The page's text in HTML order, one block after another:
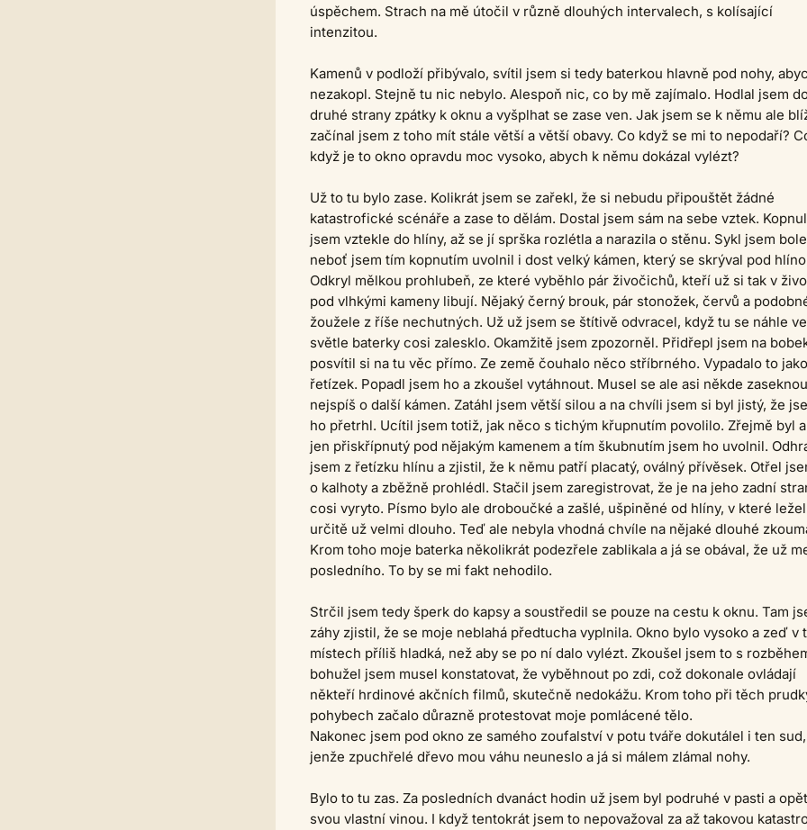
úspěchem. Strach na mě útočil v různě dlouhých intervalech, s kolísající
intenzitou.
Kamenů v podloží přibývalo, svítil jsem si tedy baterkou hlavně pod nohy,
nezakopl. Stejně tu nic nebylo. Alespoň nic, co by mě zajímalo. Hodlal jsem
druhé strany zpátky k oknu a vyšplhat se zase ven. Jak jsem se k němu ale
začínal jsem z toho mít stále větší a větší obavy. Co když se mi to nepodaří?
když je to okno opravdu moc vysoko, abych k němu dokázal vylézt?
Už to tu bylo zase. Kolikrát jsem se zařekl, že si nebudu připouštět žádné
katastrofické scénáře a zase to dělám. Dostal jsem sám na sebe vztek. Kopnul
jsem vztekle do hlíny, až se jí sprška rozlétla a narazila o stěnu. Sykl jsem
neboť jsem tím kopnutím uvolnil i dost velký kámen, který se skrýval pod
Odkryl mělkou prohlubeň, ze které vyběhlo pár živočichů, kteří už si tak v
pod vlhkými kameny libují. Nějaký černý brouk, pár stonožek, červů a
žoužele z říše nechutných. Už už jsem se štítivě odvracel, když tu se náhle ve
světle baterky cosi zalesklo. Okamžitě jsem zpozorněl. Přidřepl jsem na
posvítil si na tu věc přímo. Ze země čouhalo něco stříbrného. Vypadalo to jako
řetízek. Popadl jsem ho a zkoušel vytáhnout. Musel se ale asi někde
nejspíš o další kámen. Zatáhl jsem větší silou a na chvíli jsem si byl jistý, že
ho přetrhl. Ucítil jsem totiž, jak něco s tichým křupnutím povolilo. Zřejmě byl
jen přiskřípnutý pod nějakým kamenem a tím škubnutím jsem ho uvolnil.
jsem z řetízku hlínu a zjistil, že k němu patří placatý, oválný přívěsek. Otřel
o kalhoty a zběžně prohlédl. Stačil jsem zaregistrovat, že je na jeho zadní
cosi vyryto. Písmo bylo ale droboučké a zašlé, ušpiněné od hlíny, v které ležel
určitě už velmi dlouho. Teď ale nebyla vhodná chvíle na nějaké dlouhé
Krom toho moje baterka několikrát podezřele zablikala a já se obával, že už
posledního. To by se mi fakt nehodilo.
Strčil jsem tedy šperk do kapsy a soustředil se pouze na cestu k oknu. Tam
záhy zjistil, že se moje neblahá předtucha vyplnila. Okno bylo vysoko a zeď v
místech příliš hladká, než aby se po ní dalo vylézt. Zkoušel jsem to s
bohužel jsem musel konstatovat, že vyběhnout po zdi, což dokonale ovládají
někteří hrdinové akčních filmů, skutečně nedokážu. Krom toho při těch
pohybech začalo důrazně protestovat moje pomlácené tělo.
Nakonec jsem pod okno ze samého zoufalství v potu tváře dokutálel i ten sud,
jenže zpuchřelé dřevo mou váhu neuneslo a já si málem zlámal nohy.
Bylo to tu zas. Za posledních dvanáct hodin už jsem byl podruhé v pasti a opět
svou vlastní vinou. I když tentokrát jsem to nepovažoval za až takovou